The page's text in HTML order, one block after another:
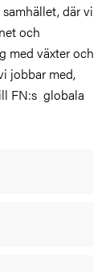
där vi
och
med växter och
jobbar med,
FN:s globala